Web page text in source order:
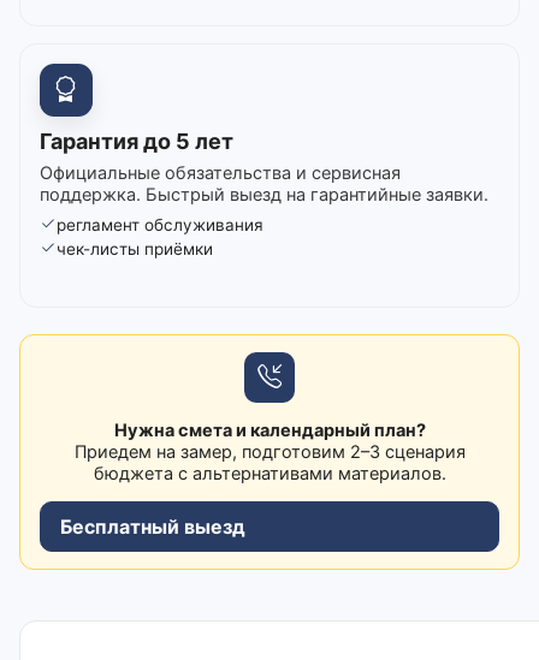
Гарантия до 5 лет
Официальные обязательства и сервисная
поддержка. Быстрый выезд на гарантийные заявки.
регламент обслуживания
чек-листы приёмки
Нужна смета и календарный план?
Приедем на замер, подготовим 2–3 сценария
бюджета с альтернативами материалов.
Бесплатный выезд